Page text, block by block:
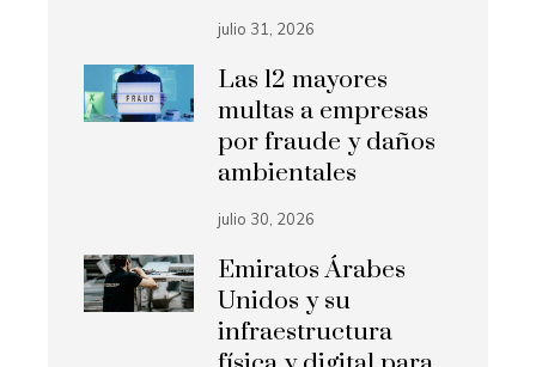
julio 31, 2026
Las 12 mayores
multas a empresas
por fraude y daños
ambientales
julio 30, 2026
Emiratos Árabes
Unidos y su
infraestructura